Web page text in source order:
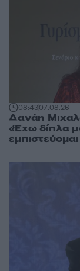
08:4307.08.26
Δανάη
«Έχω δίπλα